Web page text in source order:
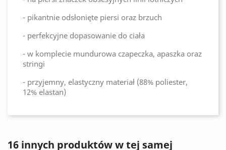
- pikantnie odsłonięte piersi oraz brzuch
- perfekcyjne dopasowanie do ciała
- w komplecie mundurowa czapeczka, apaszka oraz
stringi
- przyjemny, elastyczny materiał (88% poliester,
12% elastan)
16 innych produktów w tej samej